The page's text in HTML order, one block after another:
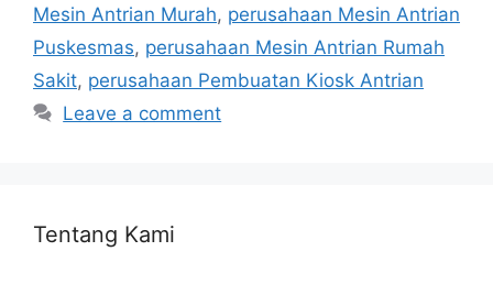
Mesin Antrian Murah, perusahaan Mesin Antrian
Puskesmas, perusahaan Mesin Antrian Rumah
Sakit, perusahaan Pembuatan Kiosk Antrian
Leave a comment
Tentang Kami